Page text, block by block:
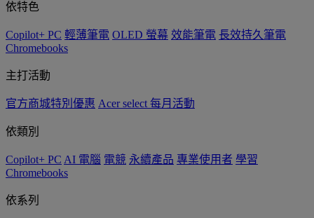
依特色
Copilot+ PC 輕薄筆電 OLED 螢幕 效能筆電 長效持久筆電
Chromebooks
主打活動
官方商城特別優惠 Acer select 每月活動
依類別
Copilot+ PC AI 電腦 電競 永續產品 專業使用者 學習
Chromebooks
依系列